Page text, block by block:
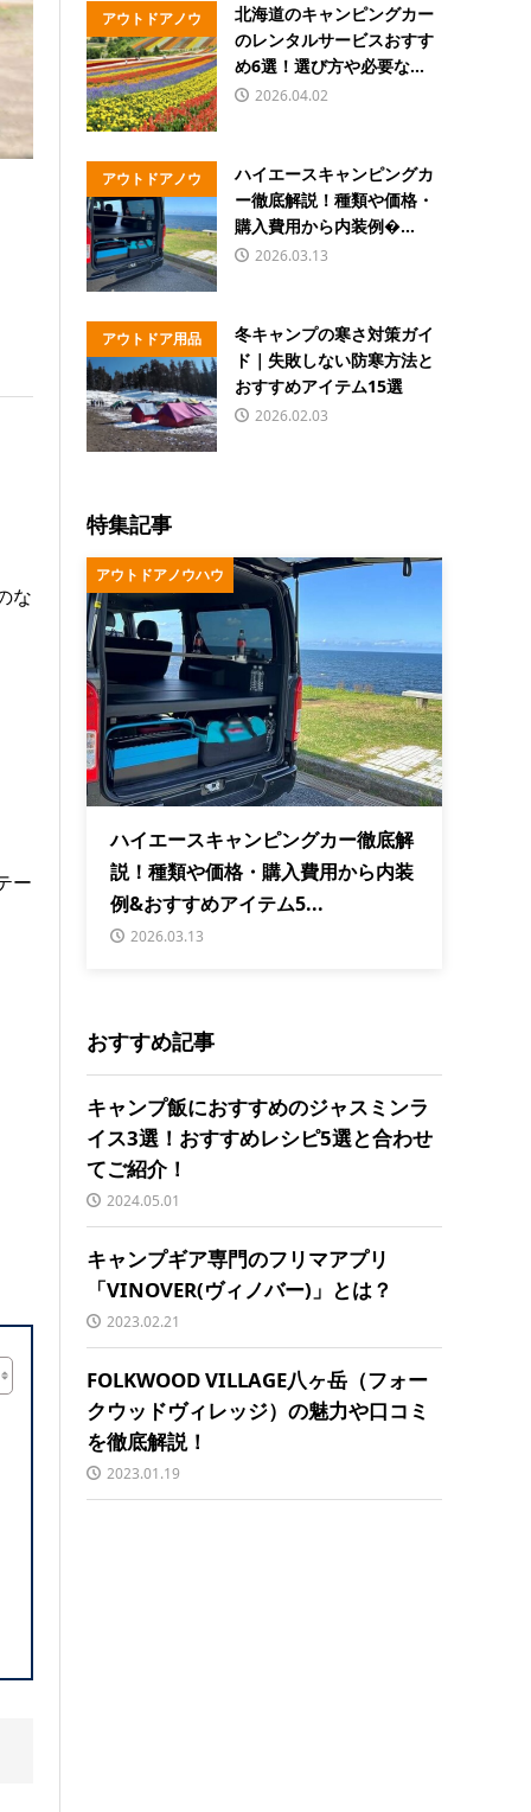
な
ー
アウトドアノウ
ハウ
北海道のキャンピングカー
のレンタルサービスおすす
め6選！選び方や必要な...
2026.04.02
アウトドアノウ
ハウ
ハイエースキャンピングカ
ー徹底解説！種類や価格・
購入費用から内装例�...
2026.03.13
アウトドア用品
冬キャンプの寒さ対策ガイ
ド｜失敗しない防寒方法と
おすすめアイテム15選
2026.02.03
特集記事
アウトドアノウハウ
ハイエースキャンピングカー徹底解
説！種類や価格・購入費用から内装
例&おすすめアイテム5...
2026.03.13
おすすめ記事
キャンプ飯におすすめのジャスミンラ
イス3選！おすすめレシピ5選と合わせ
てご紹介！
2024.05.01
キャンプギア専門のフリマアプリ
「VINOVER(ヴィノバー)」とは？
2023.02.21
FOLKWOOD VILLAGE八ヶ岳（フォー
クウッドヴィレッジ）の魅力や口コミ
を徹底解説！
2023.01.19